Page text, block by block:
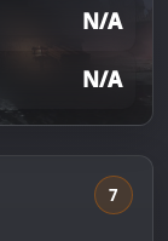
N/A
N/A
7